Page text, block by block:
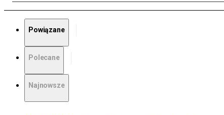
Powiązane
Polecane
Najnowsze